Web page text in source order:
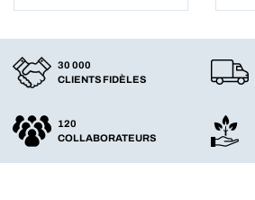
30 000
CLIENTS FIDÈLES
120
COLLABORATEURS